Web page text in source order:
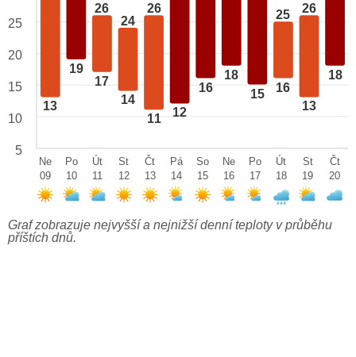
13
19
26
17
24
14
26
11 12
16
18
15
25
16
26
13
18
25
20
15
10
5
Ne
09
Po
10
Út
11
St
12
Čt
13
Pá
14
So
15
Ne
16
Po
17
Út
18
St
19
Čt
20
Graf zobrazuje nejvyšší a nejnižší denní teploty v průběhu
příštích dnů.